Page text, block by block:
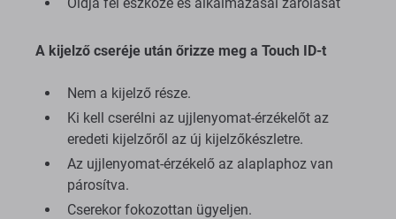
A kijelző cseréje után őrizze meg a Touch ID-t
Nem a kijelző része.
Ki kell cserélni az ujjlenyomat-érzékelőt az
eredeti kijelzőről az új kijelzőkészletre.
Az ujjlenyomat-érzékelő az alaplaphoz van
párosítva.
Cserekor fokozottan ügyeljen.